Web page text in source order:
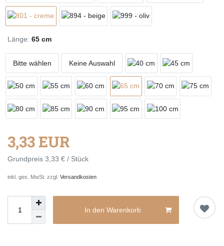
Länge: 65 cm
Bitte wählen Keine Auswahl
3,33 EUR
Grundpreis 3,33 € / Stück
inkl. ges. MwSt. zzgl. Versandkosten
In den Warenkorb